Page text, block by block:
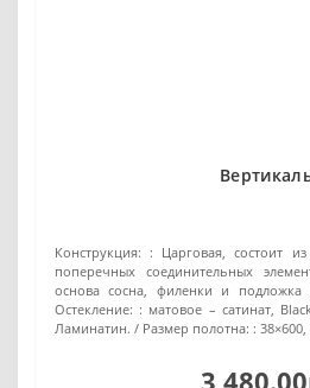
Конструкция: : Царговая, состоит
поперечных соединительных
основа сосна, филенки и
Остекление: : матовое – сатинат,
Ламинатин.
Размер полотна: :
3